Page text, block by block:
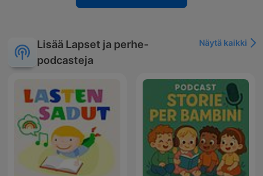
Lisää Lapset ja perhe-
podcasteja
Näytä kaikki